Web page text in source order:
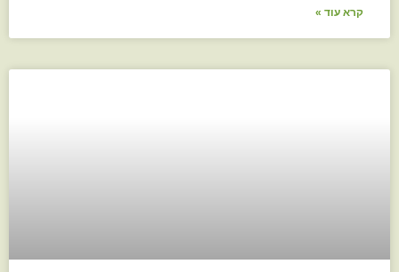
קרא עוד »